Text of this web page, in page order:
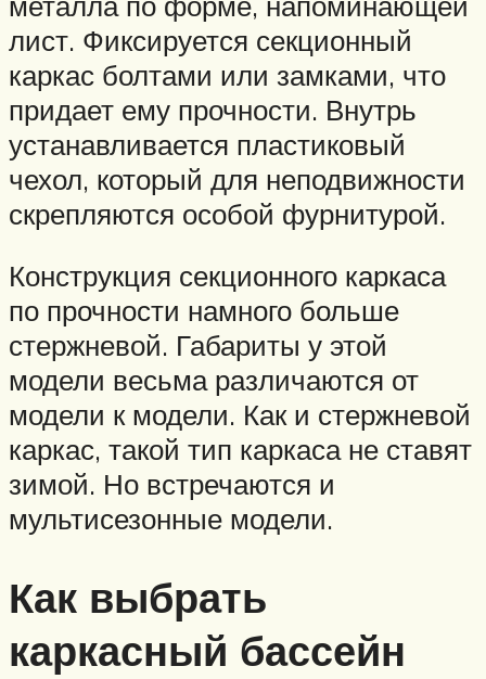
лист. Фиксируется секционный
каркас болтами или замками, что
придает ему прочности. Внутрь
устанавливается пластиковый
чехол, который для неподвижности
скрепляются особой фурнитурой.
Конструкция секционного каркаса
по прочности намного больше
стержневой. Габариты у этой
модели весьма различаются от
модели к модели. Как и стержневой
каркас, такой тип каркаса не ставят
зимой. Но встречаются и
мультисезонные модели.
Как выбрать
каркасный бассейн